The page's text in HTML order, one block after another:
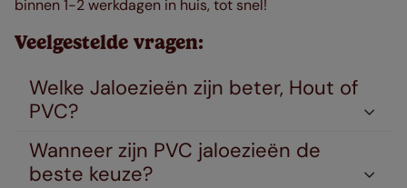
binnen 1-2 werkdagen in huis, tot snel!
Veelgestelde vragen:
Welke Jaloezieën zijn beter, Hout of
PVC?
Wanneer zijn PVC jaloezieën de
beste keuze?